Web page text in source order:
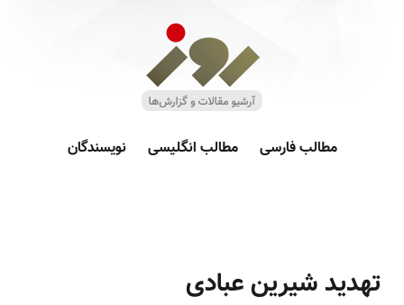
مطالب فارسی مطالب انگلیسی نویسندگان
تهدید شیرین عبادی